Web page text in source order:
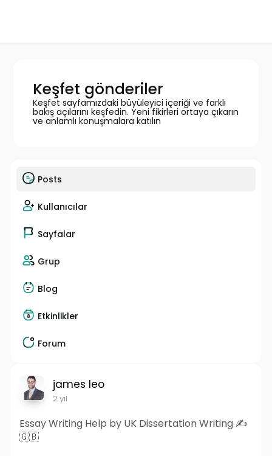
Keşfet gönderiler
Keşfet sayfamızdaki büyüleyici içeriği ve farklı
bakış açılarını keşfedin. Yeni fikirleri ortaya çıkarın
ve anlamlı konuşmalara katılın
Posts
Kullanıcılar
Sayfalar
Grup
Blog
Etkinlikler
Forum
james leo
2 yıl
Essay Writing Help by UK Dissertation Writing ✍️
🇬🇧